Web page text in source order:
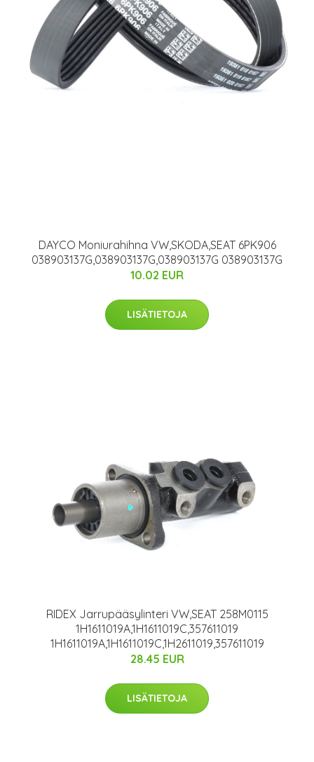
DAYCO Moniurahihna VW,SKODA,SEAT 6PK906
038903137G,038903137G,038903137G 038903137G
10.02 EUR
LISÄTIETOJA
RIDEX Jarrupääsylinteri VW,SEAT 258M0115
1H1611019A,1H1611019C,357611019
1H1611019A,1H1611019C,1H2611019,357611019
28.45 EUR
LISÄTIETOJA